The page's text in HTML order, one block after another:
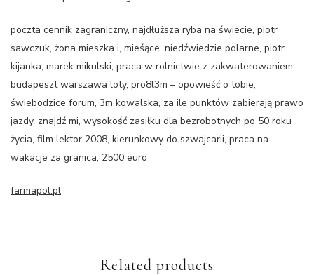
poczta cennik zagraniczny, najdłuższa ryba na świecie, piotr
sawczuk, żona mieszka i, mieśące, niedźwiedzie polarne, piotr
kijanka, marek mikulski, praca w rolnictwie z zakwaterowaniem,
budapeszt warszawa loty, pro8l3m – opowieść o tobie,
świebodzice forum, 3m kowalska, za ile punktów zabierają prawo
jazdy, znajdź mi, wysokość zasiłku dla bezrobotnych po 50 roku
życia, film lektor 2008, kierunkowy do szwajcarii, praca na
wakacje za granica, 2500 euro
farmapol.pl
Related products